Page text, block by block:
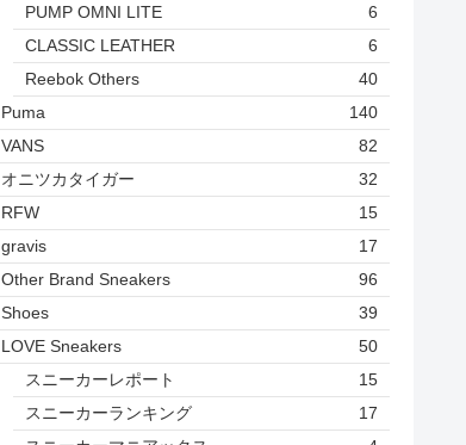
PUMP OMNI LITE
6
CLASSIC LEATHER
6
Reebok Others
40
Puma
140
VANS
82
オニツカタイガー
32
RFW
15
gravis
17
Other Brand Sneakers
96
Shoes
39
LOVE Sneakers
50
スニーカーレポート
15
スニーカーランキング
17